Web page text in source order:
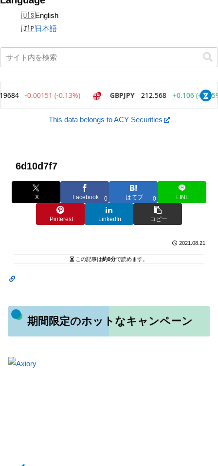
English
日本語
This data belongs to ACY Securities
6d10d7f7
X Facebook 0 はてブ 0 LINE
Pinterest LinkedIn コピー
2021.08.21
この記事は約0分で読めます。
期間限定のホットなキャンペーン